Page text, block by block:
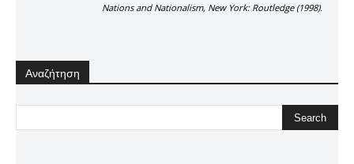
Nations and Nationalism, New York: Routledge (1998).
Αναζήτηση